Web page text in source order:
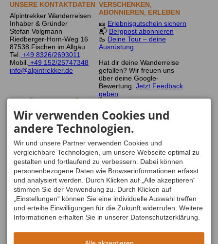
UNSERE KONTAKTDATEN
Alpintrekker Wanderreisen
Inhaber & Gründer
Stefan Volgmann
Riedberger-Horn-Weg 16
87538 Fischen im Allgäu
Tel. +49 8326/2693011
Mobil. +49 152/25747348
info@alpintrekker.de
VERSCHENKEN,
ABONNIEREN, ERLEBEN
🎫 Erlebnisgutschein sichern
📬 Bergpost abonnieren
🥾 Deine Tour – deine
Ausrüstung
Hat dir deine Wanderreise
gefallen? Wir freuen uns
über deine Google-
Bewertung. Jetzt Feedback
geben
FÜR DEINE
WANDERREISEN
ERREICHBARKEIT
Mo - Do 08:30-12:00 und
13:00-16:30
Freitag
geschlossen
Wir verwenden Cookies und
andere Technologien.
Wir und unsere Partner verwenden Cookies und
vergleichbare Technologien, um unsere Webseite optimal zu
gestalten und fortlaufend zu verbessern. Dabei können
personenbezogene Daten wie Browserinformationen erfasst
und analysiert werden. Durch Klicken auf „Alle akzeptieren“
stimmen Sie der Verwendung zu. Durch Klicken auf
„Einstellungen“ können Sie eine individuelle Auswahl treffen
und erteilte Einwilligungen für die Zukunft widerrufen. Weitere
Informationen erhalten Sie in unserer Datenschutzerklärung.